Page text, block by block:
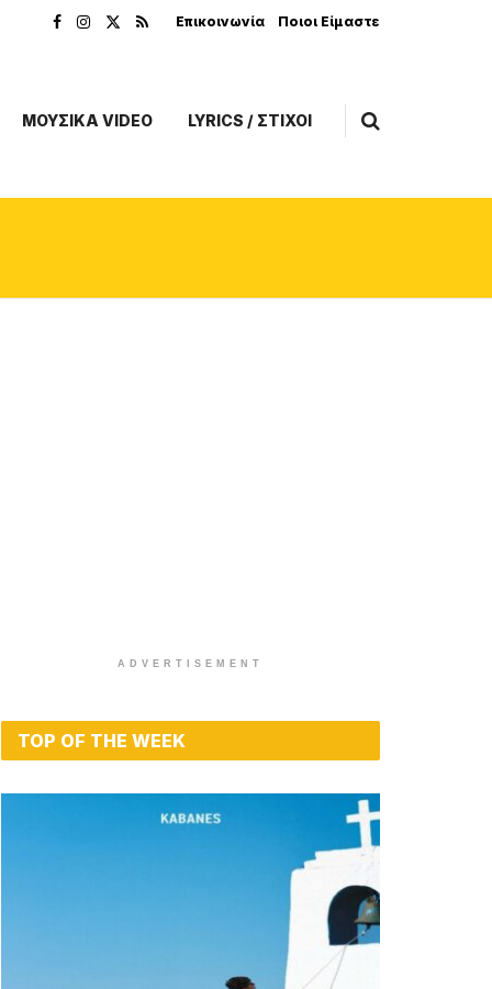
Επικοινωνία Ποιοι Είμαστε
ΜΟΥΣΙΚΑ VIDEO LYRICS / ΣΤΙΧΟΙ
ADVERTISEMENT
TOP OF THE WEEK